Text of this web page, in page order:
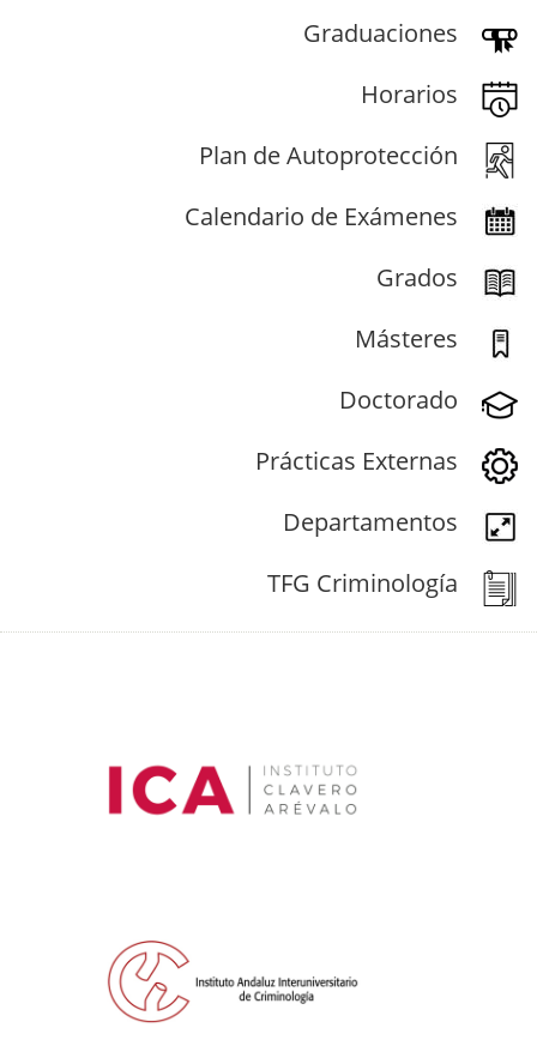
Graduaciones
Horarios
Plan de Autoprotección
Calendario de Exámenes
Grados
Másteres
Doctorado
Prácticas Externas
Departamentos
TFG Criminología